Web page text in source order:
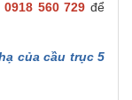
560 729 để
của cầu trục 5